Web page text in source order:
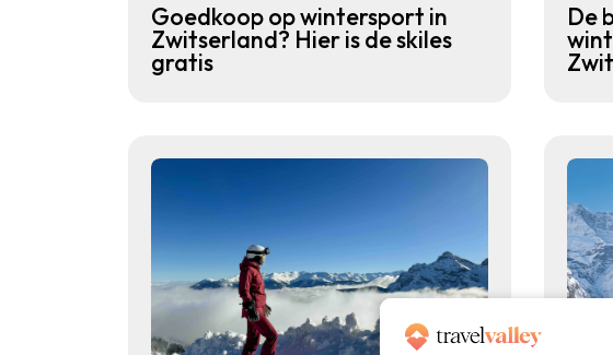
Goedkoop op wintersport in
Zwitserland? Hier is de skiles
gratis
De